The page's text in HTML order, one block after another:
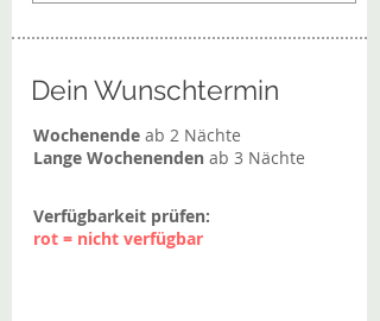
Dein Wunschtermin
Wochenende ab 2 Nächte​
Lange Wochenenden ab 3 Nächte
Verfügbarkeit prüfen:
rot = nicht verfügbar